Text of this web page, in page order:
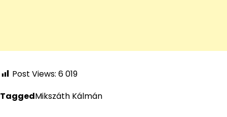
Post Views: 6 019
TaggedMikszáth Kálmán